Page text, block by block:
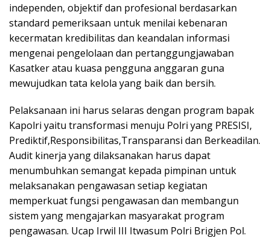
independen, objektif dan profesional berdasarkan
standard pemeriksaan untuk menilai kebenaran
kecermatan kredibilitas dan keandalan informasi
mengenai pengelolaan dan pertanggungjawaban
Kasatker atau kuasa pengguna anggaran guna
mewujudkan tata kelola yang baik dan bersih.
Pelaksanaan ini harus selaras dengan program bapak
Kapolri yaitu transformasi menuju Polri yang PRESISI,
Prediktif,Responsibilitas,Transparansi dan Berkeadilan.
Audit kinerja yang dilaksanakan harus dapat
menumbuhkan semangat kepada pimpinan untuk
melaksanakan pengawasan setiap kegiatan
memperkuat fungsi pengawasan dan membangun
sistem yang mengajarkan masyarakat program
pengawasan. Ucap Irwil III Itwasum Polri Brigjen Pol.